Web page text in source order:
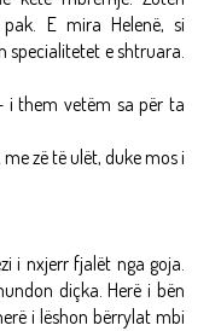
E mira Helenë, si
specialitetet e shtruara.
i them vetëm sa për ta
zë të ulët, duke mos i
i nxjerr fjalët nga goja.
diçka. Herë i bën
i lëshon bërrylat mbi